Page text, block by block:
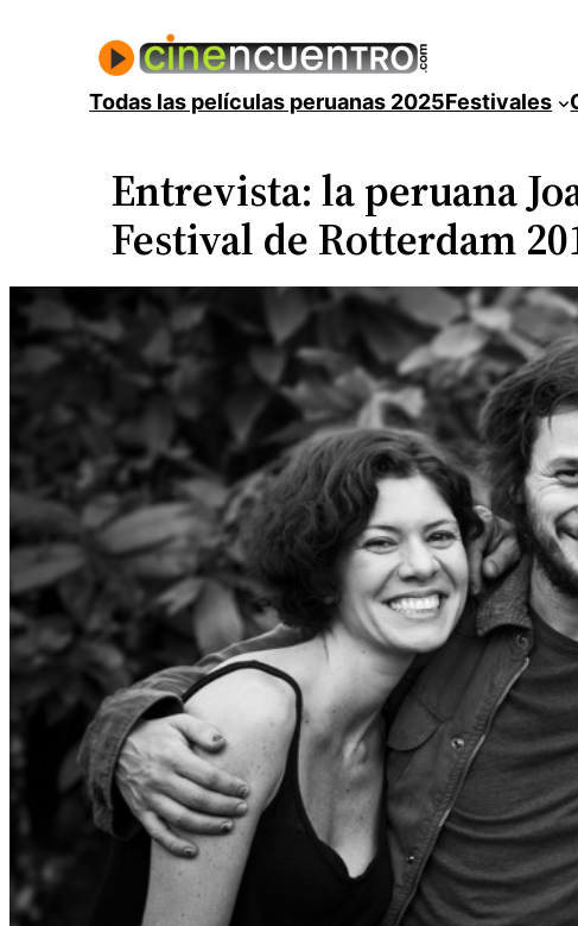
contenidoTodas las películas peruanas 2025Festivales
Entrevista: la peruana
Festival de Rotterdam